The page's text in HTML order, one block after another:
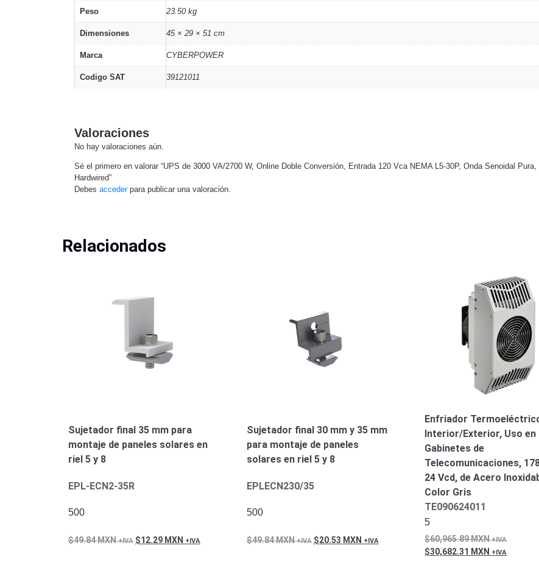
Peso 23.50 kg
Dimensiones 45 × 29 × 51 cm
Marca CYBERPOWER
Codigo SAT 39121011
Valoraciones
No hay valoraciones aún.
Sé el primero en valorar “UPS de 3000 VA/2700 W, Online Doble Conversión, Entrada 120 Vca NEMA L5-30P, Onda Senoidal
Hardwired”
Debes accederpara publicar una valoración.
Relacionados
Sujetador final 35 mm para
montaje de paneles solares en
riel 5 y 8
EPL-ECN2-35R
500
49.84MXN 12.29 MXN
Sujetador final 30 mm y 35 mm
para montaje de paneles
solares en riel 5 y 8
EPLECN230/35
500
49.84MXN 20.53 MXN
Enfriador
Interior/Exterior, Uso en
Gabinetes de
Telecomunicaciones,
24 Vcd, de Acero
Color Gris
TE090624011
5
60,965.89MXN
30,682.31 MXN